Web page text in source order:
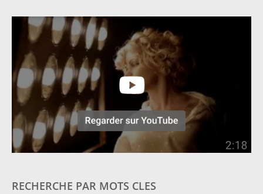
RECHERCHE PAR MOTS CLES